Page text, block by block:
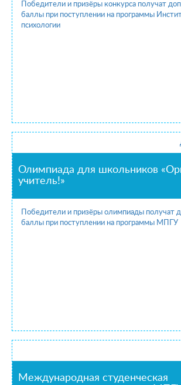
Победители и призёры конкурса получат
баллы при поступлении на программы
психологии
Олимпиада для школьников
учитель!»
Победители и призёры олимпиады получат
баллы при поступлении на программы МПГУ
Международная студенческая